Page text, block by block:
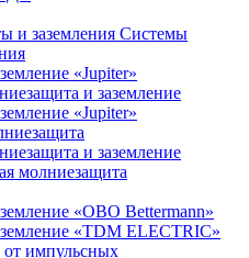
Системы
«Jupiter»
и заземление
«Jupiter»
и заземление
молниезащита
«OBO Bettermann»
«TDM ЕLECTRIC»
от импульсных